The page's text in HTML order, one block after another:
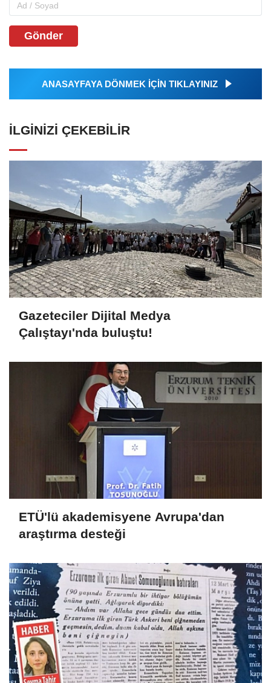
Gönder
ANASAYFAYA DÖNMEK İÇİN TIKLAYINIZ
İLGINIZI ÇEKEBILIR
Gazeteciler Dijital Medya
Çalıştayı'nda buluştu!
ETÜ'lü akademisyene Avrupa'dan
araştırma desteği